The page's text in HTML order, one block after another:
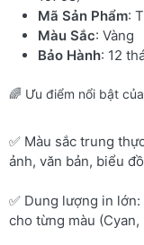
Mã Sản Phẩm:
Màu Sắc: Vàng
Bảo Hành: 12
🌈 Ưu điểm nổi bật
✅ Màu sắc trung
ảnh, văn bản, biểu
✅ Dung lượng in
cho từng màu (Cyan,